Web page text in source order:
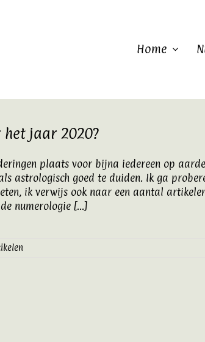
Home
jaar 2020?
plaats voor bijna iedereen op
astrologisch goed te duiden. Ik ga
ik verwijs ook naar een aantal
numerologie [...]